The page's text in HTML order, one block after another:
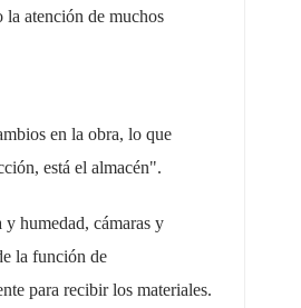
atención de muchos
en la obra, lo que
está el almacén".
humedad, cámaras y
la función de
para recibir los materiales.